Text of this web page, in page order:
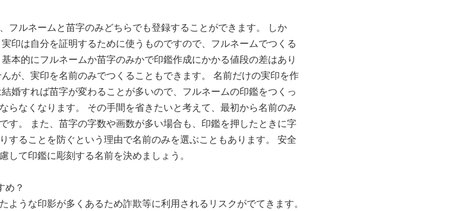
フルネームと苗字のみどちらでも登録することができます。 しか
印は自分を証明するために使うものですので、フルネームでつくる
本的にフルネームか苗字のみかで印鑑作成にかかる値段の差はあり
が、実印を名前のみでつくることもできます。 名前だけの実印を作
婚すれば苗字が変わることが多いので、フルネームの印鑑をつくっ
らなくなります。 その手間を省きたいと考えて、最初から名前のみ
す。 また、苗字の字数や画数が多い場合も、印鑑を押したときに字
することを防ぐという理由で名前のみを選ぶこともあります。 安全
して印鑑に彫刻する名前を決めましょう。
め？
ような印影が多くあるため詐欺等に利用されるリスクがでてきます。